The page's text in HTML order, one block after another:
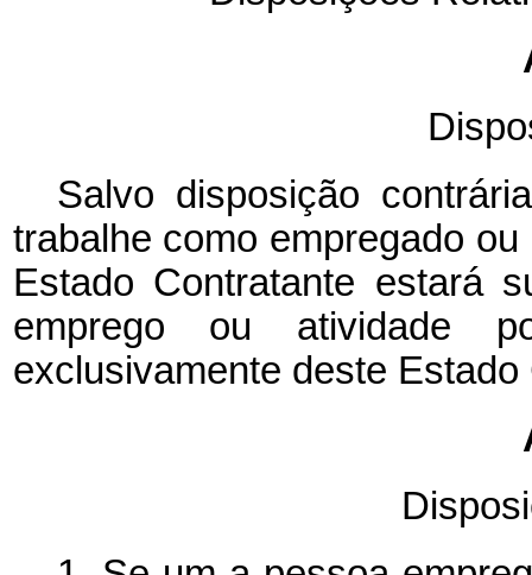
Salvo disposição
trabalhe como empregado
Estado Contratante estará
emprego ou atividade
exclusivamente deste Estado